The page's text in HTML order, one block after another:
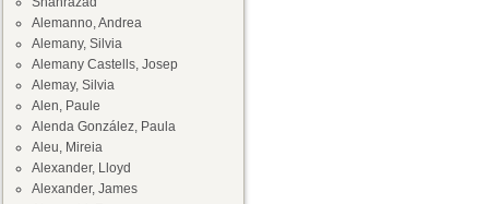
Alemanno, Andrea
Alemany, Silvia
Alemany Castells, Josep
Alemay, Silvia
Alen, Paule
Alenda González, Paula
Aleu, Mireia
Alexander, Lloyd
Alexander, James